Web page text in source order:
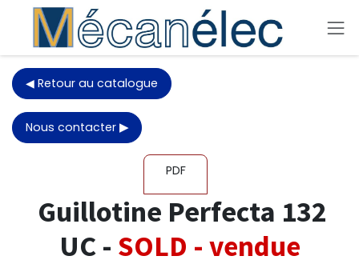
Se rendre au contenu
◀ Retour au catalogue
Nous contacter ▶
PDF
Guillotine Perfecta 132
UC - SOLD - vendue